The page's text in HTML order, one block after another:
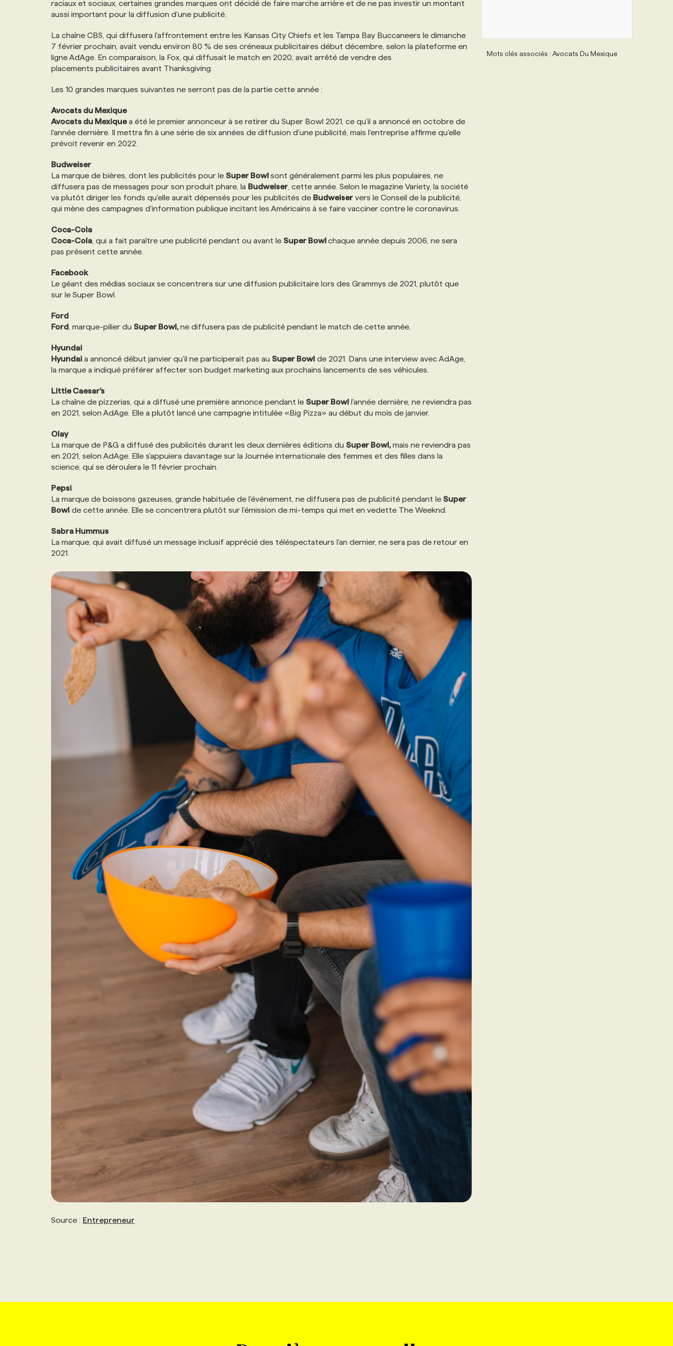
NOS TARIFS
PROGRAMMES DE SUBVENTIONS
ANNONCEZ AVEC NOUS
ANNONCEZ AVEC NOUS
raciaux et sociaux, certaines grandes marques ont décidé de faire marche arrière et de ne pas investir un montant
aussi important pour la diffusion d'une publicité.
La chaîne CBS, qui diffusera l'affrontement entre les Kansas City Chiefs et les Tampa Bay Buccaneers le dimanche
7 février prochain, avait vendu environ 80 % de ses créneaux publicitaires début décembre, selon la plateforme en
ligne AdAge. En comparaison, la Fox, qui diffusait le match en 2020, avait arrêté de vendre des
placements publicitaires avant Thanksgiving.
Les 10 grandes marques suivantes ne serront pas de la partie cette année :
Avocats du Mexique
Avocats du Mexiquea été le premier annonceur à se retirer du Super Bowl 2021, ce qu'il a annoncé en octobre de
l'année dernière. Il mettra fin à une série de six années de diffusion d'une publicité, mais l'entreprise affirme qu'elle
prévoit revenir en 2022.
Budweiser
La marque de bières, dont les publicités pour le Super Bowlsont généralement parmi les plus populaires, ne
diffusera pas de messages pour son produit phare, la Budweiser , cette année. Selon le magazine Variety, la société
va plutôt diriger les fonds qu'elle aurait dépensés pour les publicités de Budweiser vers le Conseil de la publicité,
qui mène des campagnes d'information publique incitant les Américains à se faire vacciner contre le coronavirus.
Coca-Cola
Coca-Cola , qui a fait paraître une publicité pendant ou avant le Super Bowlchaque année depuis 2006, ne sera
pas présent cette année.
Facebook
Le géant des médias sociaux se concentrera sur une diffusion publicitaire lors des Grammys de 2021, plutôt que
sur le Super Bowl.
Ford
Ford , marque-pilier du Super Bowl,ne diffusera pas de publicité pendant le match de cette année.
Hyundai
Hyundai a annoncé début janvier qu'il ne participerait pas au Super Bowl de 2021. Dans une interview avec AdAge,
la marque a indiqué préférer affecter son budget marketing aux prochains lancements de ses véhicules.
Little Caesar's
La chaîne de pizzerias, qui a diffusé une première annonce pendant le Super Bowl l'année dernière, ne reviendra pas
en 2021, selon AdAge. Elle a plutôt lancé une campagne intitulée «Big Pizza» au début du mois de janvier.
Olay
La marque de P&G a diffusé des publicités durant les deux dernières éditions du Super Bowl,mais ne reviendra pas
en 2021, selon AdAge. Elle s'appuiera davantage sur la Journée internationale des femmes et des filles dans la
science, qui se déroulera le 11 février prochain.
Pepsi
La marque de boissons gazeuses, grande habituée de l'événement, ne diffusera pas de publicité pendant le Super
Bowl de cette année. Elle se concentrera plutôt sur l'émission de mi-temps qui met en vedette The Weeknd.
Sabra Hummus
La marque, qui avait diffusé un message inclusif apprécié des téléspectateurs l'an dernier, ne sera pas de retour en
2021.
Source : Entrepreneur
Mots clés associés : Avocats Du Mexique